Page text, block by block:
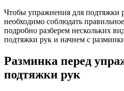
Чтобы упражнения для подтяжки
необходимо соблюдать
подробно разберем нескольких
подтяжки рук и начнем с
Разминка перед
подтяжки рук